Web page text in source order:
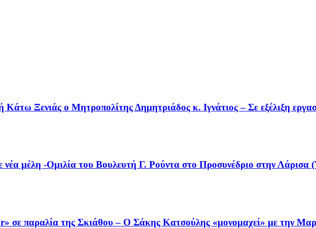
Ξενιάς ο Μητροπολίτης Δημητριάδος κ. Ιγνάτιος – Σε εξέλιξη
μέλη -Ομιλία του Βουλευτή Γ. Ρούντα στο Προσυνέδριο στην Λάρισα
παραλία της Σκιάθου – Ο Σάκης Κατσούλης «μονομαχεί» με την